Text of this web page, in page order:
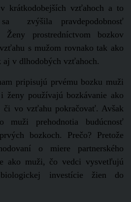
krátkodobejších vzťahoch a to
zvýšila pravdepodobnosť
Ženy prostredníctvom bozkov
s mužom rovnako tak ako
v dlhodobých vzťahoch.
prvému bozku muži
ženy používajú bozkávanie ako
či vo vzťahu pokračovať. Avšak
muži prehodnotia budúcnosť
bozkoch. Prečo? Pretože
o miere partnerského
ako muži, čo vedci vysvetľujú
investície žien do